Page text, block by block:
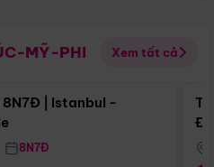
MỸ-PHI Xem tất cả
Điểm nổi bật
8N7Đ | Istanbul -
8N7Đ